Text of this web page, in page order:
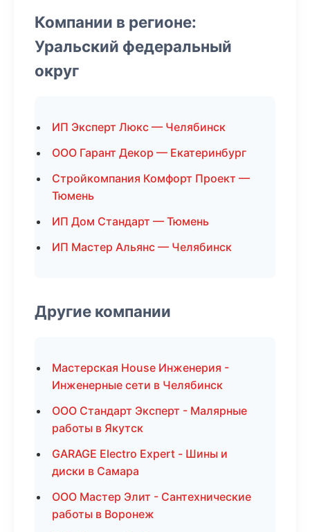
Компании в регионе:
Уральский федеральный
округ
ИП Эксперт Люкс — Челябинск
ООО Гарант Декор — Екатеринбург
Стройкомпания Комфорт Проект —
Тюмень
ИП Дом Стандарт — Тюмень
ИП Мастер Альянс — Челябинск
Другие компании
Мастерская House Инженерия -
Инженерные сети в Челябинск
ООО Стандарт Эксперт - Малярные
работы в Якутск
GARAGE Electro Expert - Шины и
диски в Самара
ООО Мастер Элит - Сантехнические
работы в Воронеж